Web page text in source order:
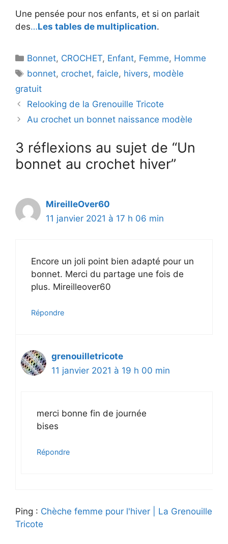
d
e
Une pensée pour nos enfants, et si on parlait
des…Les tables de multiplication.
Catégories
Bonnet, CROCHET, Enfant, Femme, Homme
Étiquettes
bonnet, crochet,faicle, hivers, modèle
gratuit
Relooking de la Grenouille Tricote
Au crochet un bonnet naissance modèle
3 réflexions au sujet de “Un
bonnet au crochet hiver”
MireilleOver60
11 janvier 2021 à 17 h 06 min
Encore un joli point bien adapté pour un
bonnet. Merci du partage une fois de
plus. Mireilleover60
Répondre
grenouilletricote
11 janvier 2021 à 19 h 00 min
merci bonne fin de journée
bises
Répondre
Ping : Chèche femme pour l'hiver | La Grenouille
Tricote